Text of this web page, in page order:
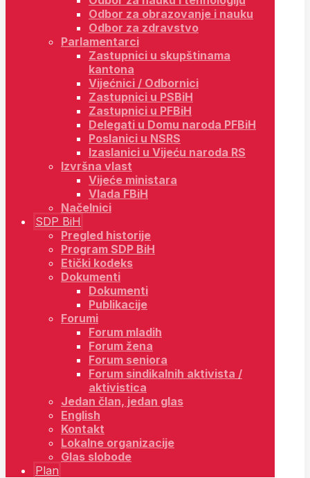
Odbor za obrazovanje i nauku
Odbor za zdravstvo
Parlamentarci
Zastupnici u skupštinama
kantona
Vijećnici / Odbornici
Zastupnici u PSBiH
Zastupnici u PFBiH
Delegati u Domu naroda PFBiH
Poslanici u NSRS
Izaslanici u Vijeću naroda RS
Izvršna vlast
Vijeće ministara
Vlada FBiH
Načelnici
SDP BiH
Pregled historije
Program SDP BiH
Etički kodeks
Dokumenti
Dokumenti
Publikacije
Forumi
Forum mladih
Forum žena
Forum seniora
Forum sindikalnih aktivista /
aktivistica
Jedan član, jedan glas
English
Kontakt
Lokalne organizacije
Glas slobode
Plan